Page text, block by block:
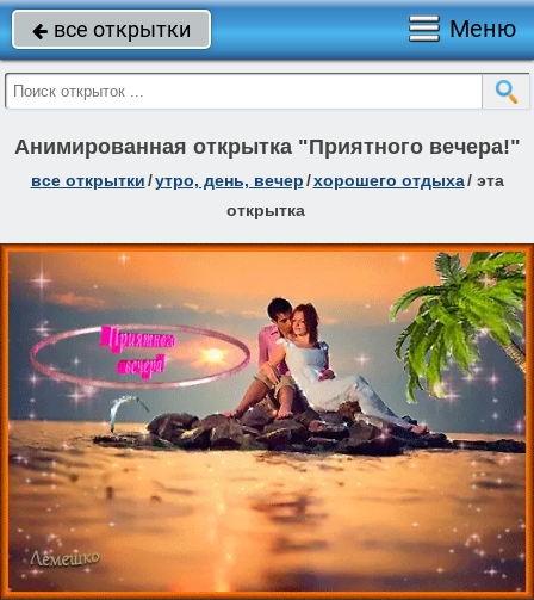
 все открытки Меню
Анимированная открытка "Приятного вечера!"
все открытки/утро, день, вечер/хорошего отдыха/ эта
открытка